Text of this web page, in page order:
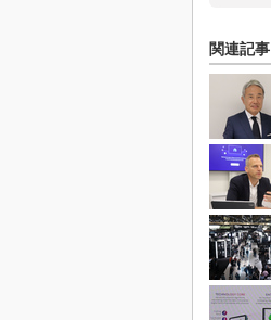
関連記事